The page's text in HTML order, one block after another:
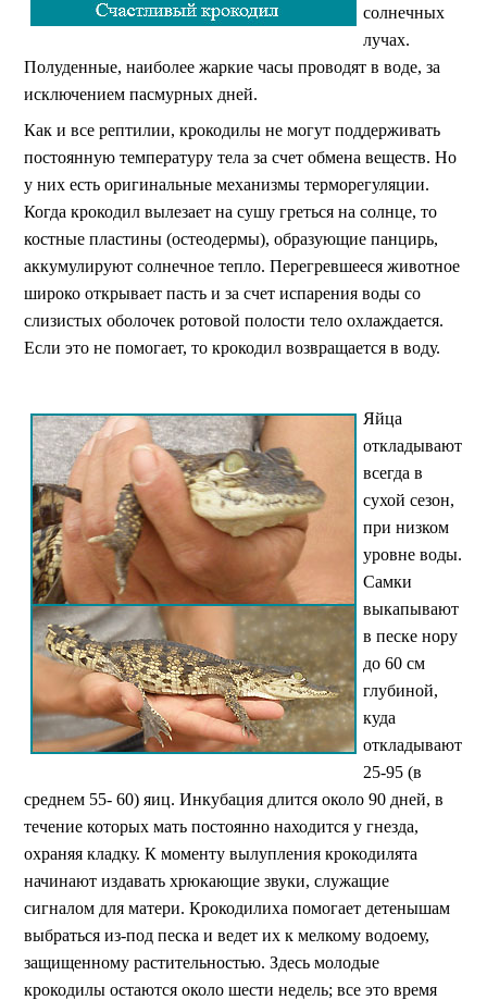
солнечных
лучах.
Полуденные, наиболее жаркие часы проводят в воде, за
исключением пасмурных дней.
Как и все рептилии, крокодилы не могут поддерживать
постоянную температуру тела за счет обмена веществ. Но
у них есть оригинальные механизмы терморегуляции.
Когда крокодил вылезает на сушу греться на солнце, то
костные пластины (остеодермы), образующие панцирь,
аккумулируют солнечное тепло. Перегревшееся животное
широко открывает пасть и за счет испарения воды со
слизистых оболочек ротовой полости тело охлаждается.
Если это не помогает, то крокодил возвращается в воду.
Яйца
откладывают
всегда в
сухой сезон,
при низком
уровне воды.
Самки
выкапывают
в песке нору
до 60 см
глубиной,
куда
откладывают
25-95 (в
среднем 55- 60) яиц. Инкубация длится около 90 дней, в
течение которых мать постоянно находится у гнезда,
охраняя кладку. К моменту вылупления крокодилята
начинают издавать хрюкающие звуки, служащие
сигналом для матери. Крокодилиха помогает детенышам
выбраться из-под песка и ведет их к мелкому водоему,
защищенному растительностью. Здесь молодые
крокодилы остаются около шести недель; все это время